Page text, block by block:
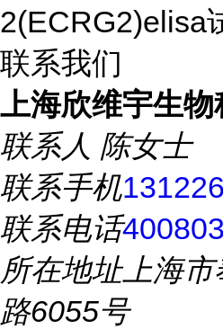
2(ECRG2)elisa
联系我们
上海欣维宇生物
联系人 陈女士
联系手机
联系电话
所在地址上海市
路6055号